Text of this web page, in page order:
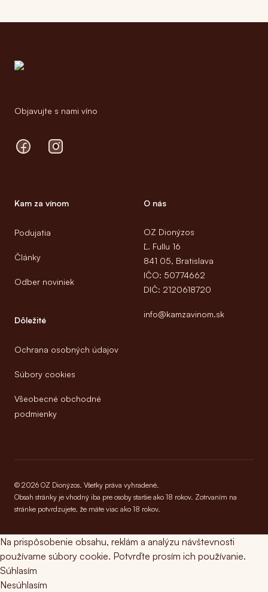
Objavujte s nami víno
FacebookInstagram
Kam za vínom
Podujatia
Články
Odber noviniek
Dôležité
Ochrana osobných údajov
Súbory cookies
Všeobecné obchodné
podmienky
O nás
OZ Dionýzos
Ľ. Fullu 16
841 05, Bratislava
IČO: 50774662
DIČ: 2120618720
info@kamzavinom.sk
© 2026 OZ Dionýzos. Všetky práva vyhradené.
Obsah stránky je vhodný iba pre osoby staršie ako 18 rokov. Zotrvaním na
stránke potvrdzujete, že máte viac ako 18 rokov.
Na prispôsobenie obsahu, reklám a analýzu návštevnosti
používame súbory cookie. Potvrďte prosím ich používanie.
Súhlasím
Nesúhlasím